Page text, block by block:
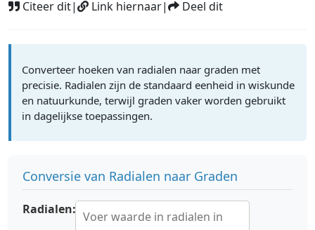
Citeer dit| Link hiernaar| Deel dit
Converteer hoeken van radialen naar graden met
precisie. Radialen zijn de standaard eenheid in wiskunde
en natuurkunde, terwijl graden vaker worden gebruikt
in dagelijkse toepassingen.
Conversie van Radialen naar Graden
Radialen: